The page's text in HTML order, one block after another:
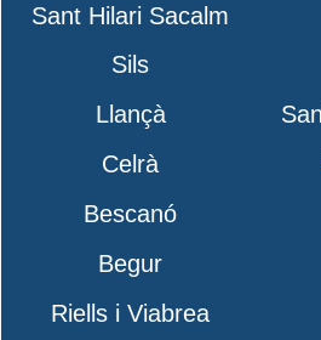
Sant Hilari Sacalm
Sils
Llançà
Celrà
Bescanó
Begur
Riells i Viabrea